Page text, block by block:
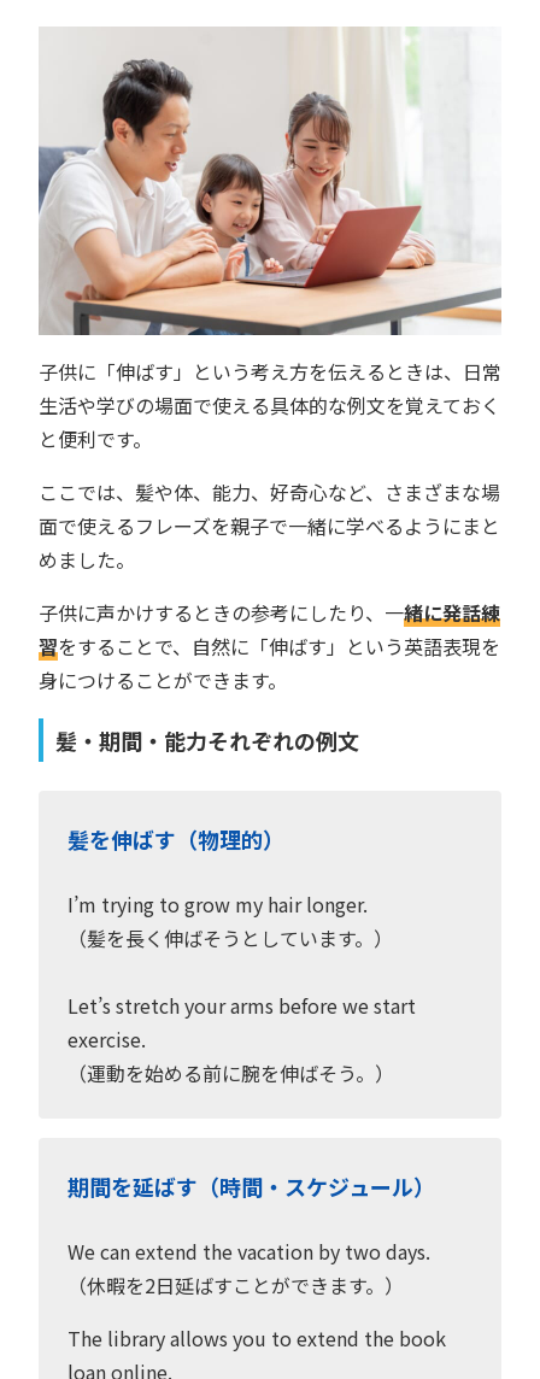
子供に「伸ばす」という考え方を伝えるときは、日常
生活や学びの場面で使える具体的な例文を覚えておく
と便利です。
ここでは、髪や体、能力、好奇心など、さまざまな場
面で使えるフレーズを親子で一緒に学べるようにまと
めました。
子供に声かけするときの参考にしたり、一緒に発話練
習をすることで、自然に「伸ばす」という英語表現を
身につけることができます。
髪・期間・能力それぞれの例文
髪を伸ばす（物理的）
I’m trying to grow my hair longer.
（髪を長く伸ばそうとしています。）
Let’s stretch your arms before we start
exercise.
（運動を始める前に腕を伸ばそう。）
期間を延ばす（時間・スケジュール）
We can extend the vacation by two days.
（休暇を2日延ばすことができます。）
The library allows you to extend the book
loan online.